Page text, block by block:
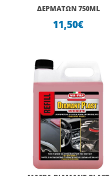
ΔΕΡΜΑΤΩΝ 750ML
11,50€